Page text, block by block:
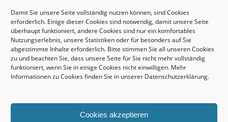
Damit Sie unsere Seite vollständig nutzen können, sind Cookies
erforderlich. Einige dieser Cookies sind notwendig, damit unsere Seite
überhaupt funktioniert, andere Cookies sind nur ein komfortables
Nutzungserlebnis, unsere Statistiken oder für besonders auf Sie
abgestimmte Inhalte erforderlich. Bitte stimmen Sie all unseren Cookies
zu und beachten Sie, dass unsere Seite für Sie nicht mehr vollständig
funktioniert, wenn Sie in einige Cookies nicht einwilligen. Mehr
Informationen zu Cookies finden Sie in unserer Datenschutzerklärung.
Cookies akzeptieren
copyright © 2026 unterwasserwelt.de